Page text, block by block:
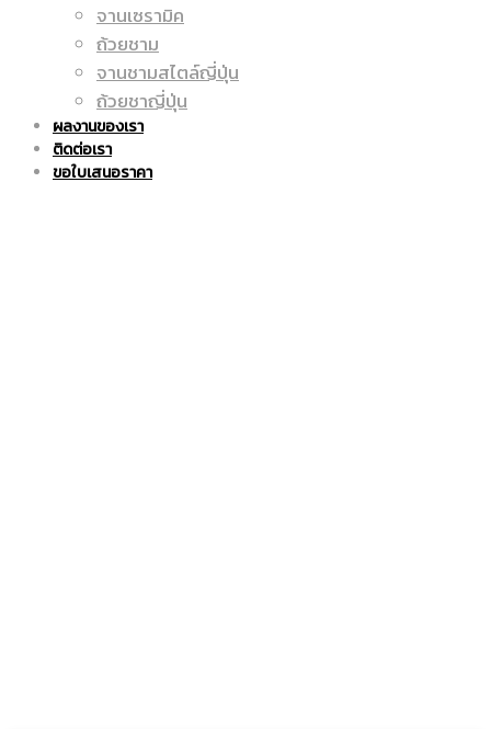
แก้ว
มัค
|
จานเซรามิค
ถ้วยชาม
จานชามสไตล์ญี่ปุ่น
ถ้วยชาญี่ปุ่น
ผลงานของเรา
ติดต่อเรา
ขอใบเสนอราคา